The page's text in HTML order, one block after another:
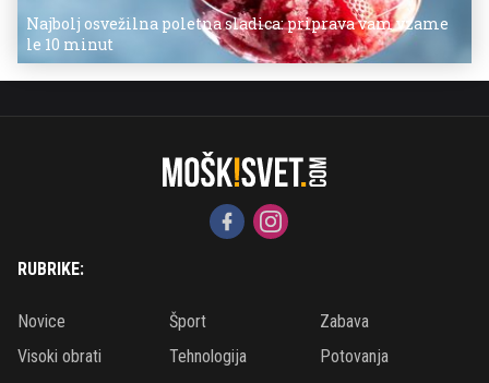
Najbolj osvežilna poletna sladica: priprava vam vzame
le 10 minut
RUBRIKE:
Novice Šport
Zabava
Visoki obrati
Tehnologija
Potovanja